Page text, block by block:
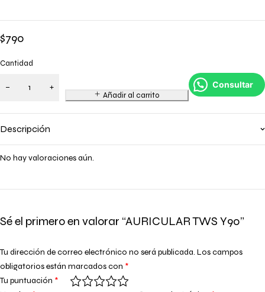
$790
Cantidad
Añadir al carrito
Consultar
Descripción
No hay valoraciones aún.
Sé el primero en valorar “AURICULAR TWS Y90”
Tu dirección de correo electrónico no será publicada. Los campos
obligatorios están marcados con *
Tu puntuación *